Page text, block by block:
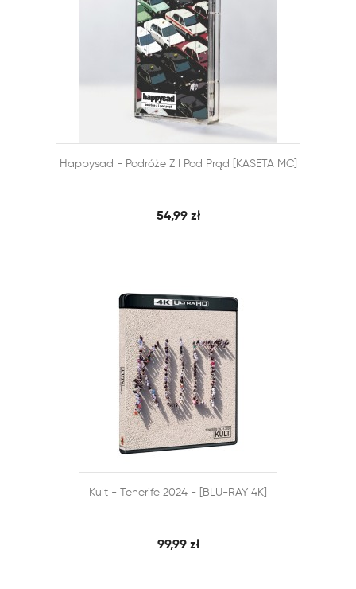
DODAJ DO KOSZYKA SZYBKI PODGLĄD
Happysad - Podróże Z I Pod Prąd [KASETA MC]
54,99 zł
DODAJ DO KOSZYKA SZYBKI PODGLĄD
Kult - Tenerife 2024 - [BLU-RAY 4K]
99,99 zł